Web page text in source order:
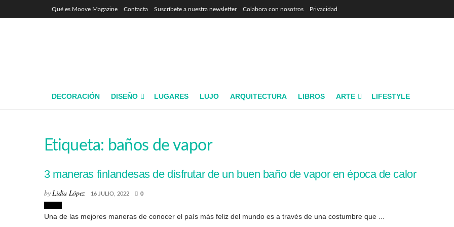
Qué es Moove Magazine Contacta Suscríbete a nuestra newsletter Colabora con nosotros Privacidad
DECORACIÓN DISEÑO LUGARES LUJO ARQUITECTURA LIBROS ARTE LIFESTYLE
Etiqueta: baños de vapor
3 maneras finlandesas de disfrutar de un buen baño de vapor en época de calor
byLidia López 16 JULIO, 2022 0
Una de las mejores maneras de conocer el país más feliz del mundo es a través de una costumbre que ...